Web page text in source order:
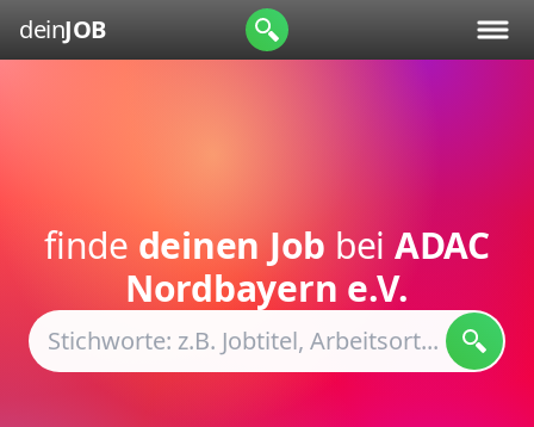
deinJOB
finde deinen Job bei ADAC
Nordbayern e.V.